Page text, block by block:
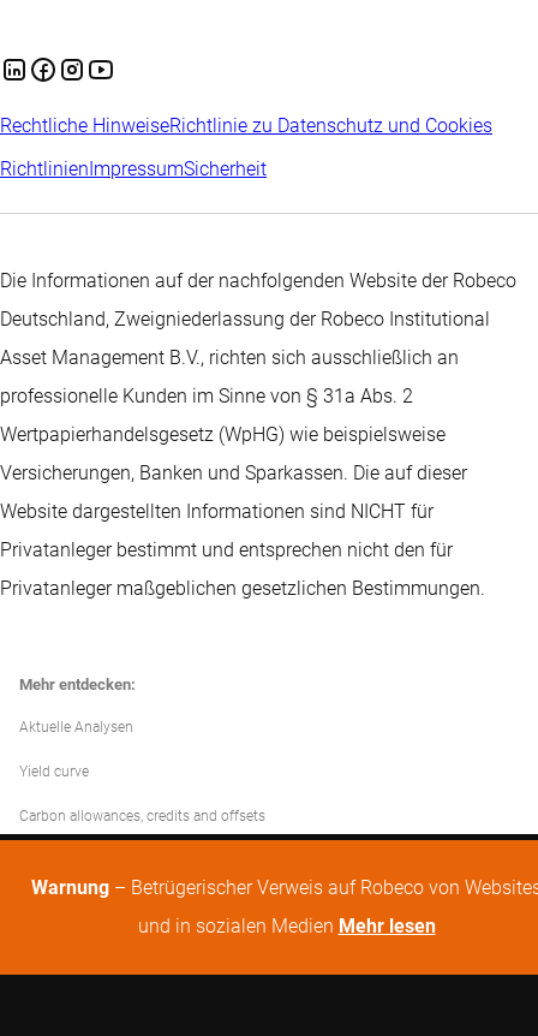
Rechtliche HinweiseRichtlinie zu Datenschutz und Cookies
RichtlinienImpressumSicherheit
Die Informationen auf der nachfolgenden Website der Robeco
Deutschland, Zweigniederlassung der Robeco Institutional
Asset Management B.V., richten sich ausschließlich an
professionelle Kunden im Sinne von § 31a Abs. 2
Wertpapierhandelsgesetz (WpHG) wie beispielsweise
Versicherungen, Banken und Sparkassen. Die auf dieser
Website dargestellten Informationen sind NICHT für
Privatanleger bestimmt und entsprechen nicht den für
Privatanleger maßgeblichen gesetzlichen Bestimmungen.
Mehr entdecken:
Aktuelle Analysen
Yield curve
Carbon allowances, credits and offsets
Warnung – Betrügerischer Verweis auf Robeco von
und in sozialen Medien Mehr lesen